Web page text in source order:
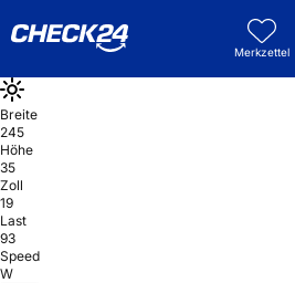
Merkzettel
Breite
245
Höhe
35
Zoll
19
Last
93
Speed
W